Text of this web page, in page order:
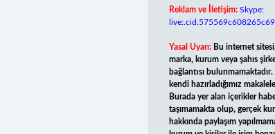
Reklam ve İletişim: Skype:
live:.cid.575569c608265c69
Yasal Uyarı: Bu internet
marka, kurum veya şahıs
bağlantısı
kendi hazırladığımız
Burada yer alan içerikler
taşımamakta olup, gerçek
hakkında paylaşım